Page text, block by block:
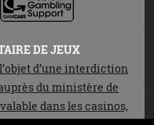
DE JEUX
d’une interdiction
du ministère de
dans les casinos,